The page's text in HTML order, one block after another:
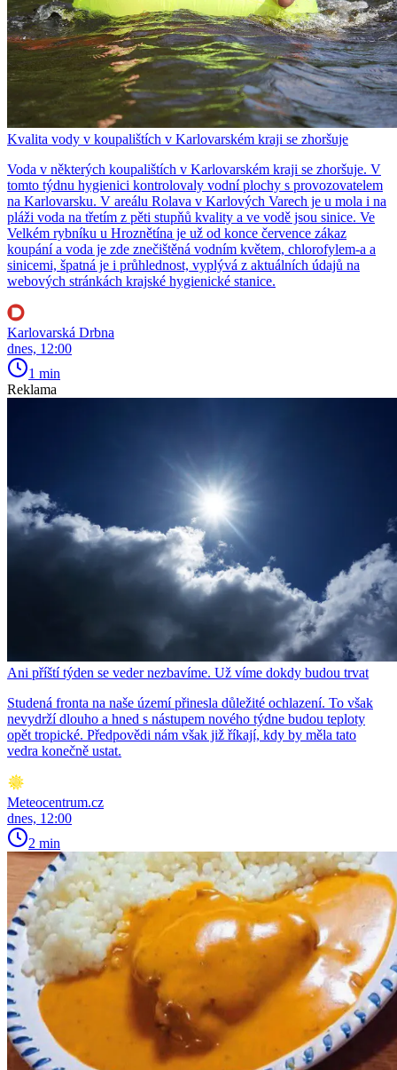
Kvalita vody v koupalištích v Karlovarském kraji se zhoršuje
Voda v některých koupalištích v Karlovarském kraji se zhoršuje. V
tomto týdnu hygienici kontrolovaly vodní plochy s provozovatelem
na Karlovarsku. V areálu Rolava v Karlových Varech je u mola i na
pláži voda na třetím z pěti stupňů kvality a ve vodě jsou sinice. Ve
Velkém rybníku u Hroznětína je už od konce července zákaz
koupání a voda je zde znečištěná vodním květem, chlorofylem-a a
sinicemi, špatná je i průhlednost, vyplývá z aktuálních údajů na
webových stránkách krajské hygienické stanice.
Karlovarská Drbna
dnes, 12:00
1 min
Reklama
Ani příští týden se veder nezbavíme. Už víme dokdy budou trvat
Studená fronta na naše území přinesla důležité ochlazení. To však
nevydrží dlouho a hned s nástupem nového týdne budou teploty
opět tropické. Předpovědi nám však již říkají, kdy by měla tato
vedra konečně ustat.
Meteocentrum.cz
dnes, 12:00
2 min